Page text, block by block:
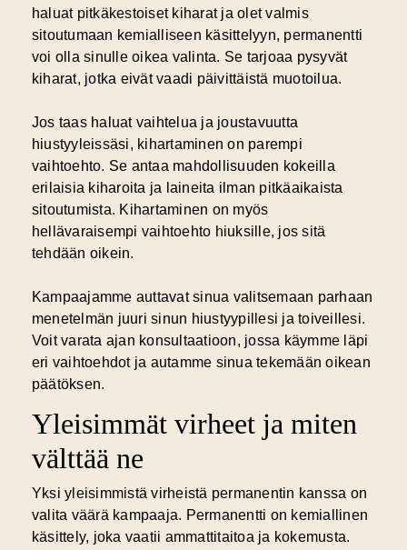
haluat pitkäkestoiset kiharat ja olet valmis
sitoutumaan kemialliseen käsittelyyn, permanentti
voi olla sinulle oikea valinta. Se tarjoaa pysyvät
kiharat, jotka eivät vaadi päivittäistä muotoilua.
Jos taas haluat vaihtelua ja joustavuutta
hiustyyleissäsi, kihartaminen on parempi
vaihtoehto. Se antaa mahdollisuuden kokeilla
erilaisia kiharoita ja laineita ilman pitkäaikaista
sitoutumista. Kihartaminen on myös
hellävaraisempi vaihtoehto hiuksille, jos sitä
tehdään oikein.
Kampaajamme auttavat sinua valitsemaan parhaan
menetelmän juuri sinun hiustyypillesi ja toiveillesi.
Voit varata ajan konsultaatioon, jossa käymme läpi
eri vaihtoehdot ja autamme sinua tekemään oikean
päätöksen.
Yleisimmät virheet ja miten
välttää ne
Yksi yleisimmistä virheistä permanentin kanssa on
valita väärä kampaaja. Permanentti on kemiallinen
käsittely, joka vaatii ammattitaitoa ja kokemusta.